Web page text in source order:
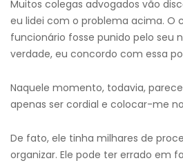
Muitos colegas advogados vão
eu lidei com o problema acima. O
funcionário fosse punido pelo seu
verdade, eu concordo com essa
Naquele momento, todavia,
apenas ser cordial e colocar-me
De fato, ele tinha milhares de
organizar. Ele pode ter errado em